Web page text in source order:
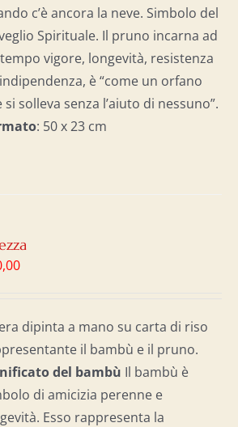
c’è ancora la neve. Simbolo del
Spirituale. Il pruno incarna ad
vigore, longevità, resistenza
è “come un orfano
si solleva senza l’aiuto di nessuno”.
: 50 x 23 cm
dipinta a mano su carta di riso
il bambù e il pruno.
del bambù Il bambù è
di amicizia perenne e
Esso rappresenta la